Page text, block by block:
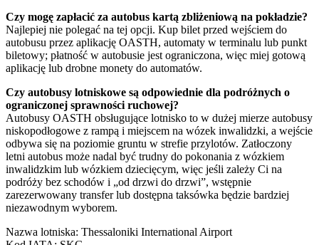
Czy mogę zapłacić za autobus kartą zbliżeniową na pokładzie?
Najlepiej nie polegać na tej opcji. Kup bilet przed wejściem do
autobusu przez aplikację OASTH, automaty w terminalu lub punkt
biletowy; płatność w autobusie jest ograniczona, więc miej gotową
aplikację lub drobne monety do automatów.
Czy autobusy lotniskowe są odpowiednie dla podróżnych o
ograniczonej sprawności ruchowej?
Autobusy OASTH obsługujące lotnisko to w dużej mierze autobusy
niskopodłogowe z rampą i miejscem na wózek inwalidzki, a wejście
odbywa się na poziomie gruntu w strefie przylotów. Zatłoczony
letni autobus może nadal być trudny do pokonania z wózkiem
inwalidzkim lub wózkiem dziecięcym, więc jeśli zależy Ci na
podróży bez schodów i „od drzwi do drzwi”, wstępnie
zarezerwowany transfer lub dostępna taksówka będzie bardziej
niezawodnym wyborem.
Nazwa lotniska: Thessaloniki International Airport